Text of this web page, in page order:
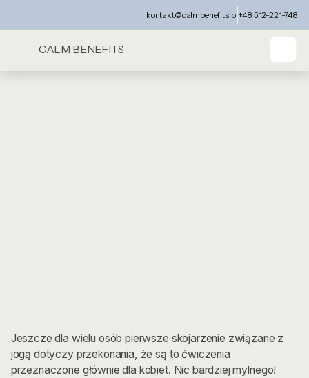
kontakt@calmbenefits.pl+48 512-221-748
CALM BENEFITS
Jeszcze dla wielu osób pierwsze skojarzenie związane z
jogą dotyczy przekonania, że są to ćwiczenia
przeznaczone głównie dla kobiet. Nic bardziej mylnego!